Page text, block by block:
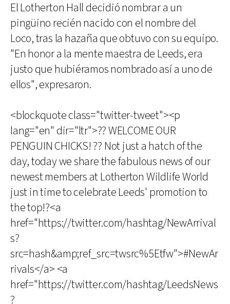
El Lotherton Hall decidió nombrar a un
pingüino recién nacido con el nombre del
Loco, tras la hazaña que obtuvo con su equipo.
"En honor a la mente maestra de Leeds, era
justo que hubiéramos nombrado así a uno de
ellos", expresaron.
<blockquote class="twitter-tweet"><p
lang="en" dir="ltr">?? WELCOME OUR
PENGUIN CHICKS! ?? Not just a hatch of the
day, today we share the fabulous news of our
newest members at Lotherton Wildlife World
just in time to celebrate Leeds' promotion to
the top!?<a
href="https://twitter.com/hashtag/NewArrival
s?
src=hash&amp;ref_src=twsrc%5Etfw">#NewAr
rivals</a> <a
href="https://twitter.com/hashtag/LeedsNews
?